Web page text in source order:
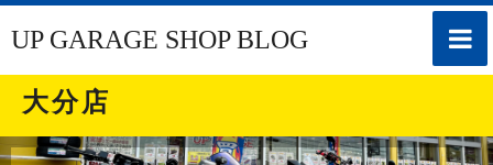
toggle
UP GARAGE SHOP BLOG
大分店